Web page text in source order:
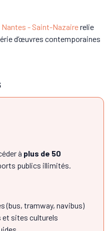
- Saint-Nazairerelie
d’œuvres contemporaines
à plus de 50
publics illimités.
(bus, tramway, navibus)
et sites culturels